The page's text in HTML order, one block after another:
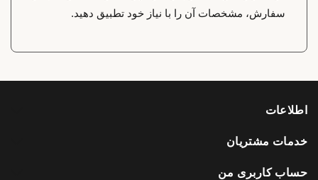
سفارش، مشخصات آن را با نیاز خود تطبیق دهید.
اطلاعات
خدمات مشتریان
حساب کاربری من